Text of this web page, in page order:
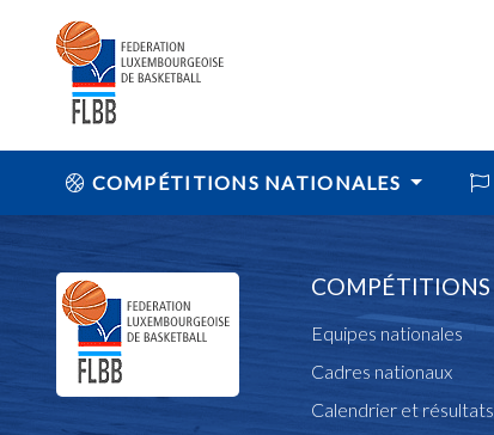
COMPÉTITIONS NATIONALES
COMPÉTITIONS
Equipes nationales
Cadres nationaux
Calendrier et résultats